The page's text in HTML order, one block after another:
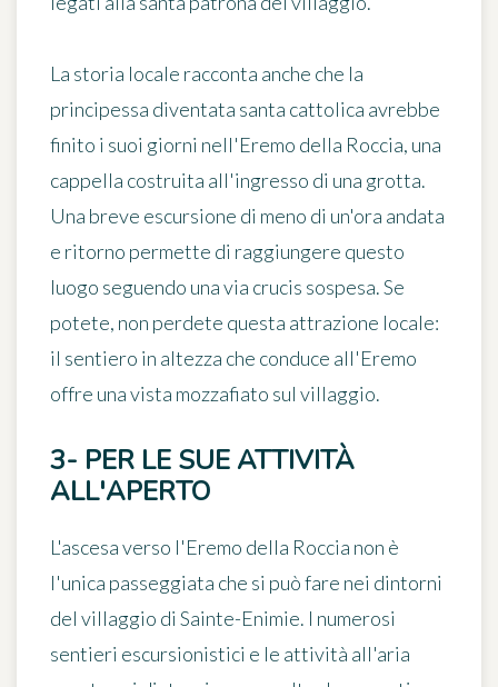
La storia locale racconta anche che la
principessa diventata santa cattolica avrebbe
finito i suoi giorni nell'Eremo della Roccia, una
cappella costruita all'ingresso di una grotta.
Una breve escursione di meno di un'ora andata
e ritorno permette di raggiungere questo
luogo seguendo una via crucis sospesa. Se
potete, non perdete questa attrazione locale:
il sentiero in altezza che conduce all'Eremo
offre una vista mozzafiato sul villaggio.
3- PER LE SUE ATTIVITÀ
ALL'APERTO
L'ascesa verso l'Eremo della Roccia non è
l'unica passeggiata che si può fare nei dintorni
del villaggio di Sainte-Enimie. I numerosi
sentieri escursionistici e le attività all'aria